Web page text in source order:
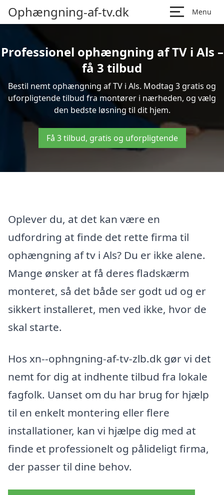
Ophængning-af-tv.dk Menu
Professionel ophængning af TV i Als –
få 3 tilbud
Bestil nemt ophængning af TV i Als. Modtag 3 gratis og
uforpligtende tilbud fra montører i nærheden, og vælg
den bedste løsning til dit hjem.
Få 3 tilbud, gratis og uforpligtende
Oplever du, at det kan være en
udfordring at finde det rette firma til
ophængning af tv i Als? Du er ikke alene.
Mange ønsker at få deres fladskærm
monteret, så det både ser godt ud og er
sikkert installeret, men ved ikke, hvor de
skal starte.
Hos xn--ophngning-af-tv-zlb.dk gør vi det
nemt for dig at indhente tilbud fra lokale
fagfolk. Uanset om du har brug for hjælp
til en enkelt montering eller flere
installationer, kan vi hjælpe dig med at
finde et professionelt og pålideligt firma,
der passer til dine behov.